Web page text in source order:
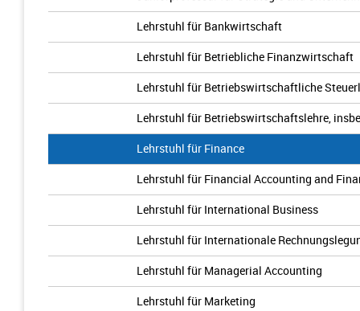
Lehrstuhl für Bankwirtschaft
Lehrstuhl für Betriebliche Finanzwirtschaft
Lehrstuhl für Betriebswirtschaftliche
Lehrstuhl für Betriebswirtschaftslehre,
Lehrstuhl für Finance
Lehrstuhl für Financial Accounting and
Lehrstuhl für International Business
Lehrstuhl für Internationale
Lehrstuhl für Managerial Accounting
Lehrstuhl für Marketing